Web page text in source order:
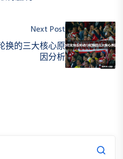
Next Post
换的三大核心原
因分析